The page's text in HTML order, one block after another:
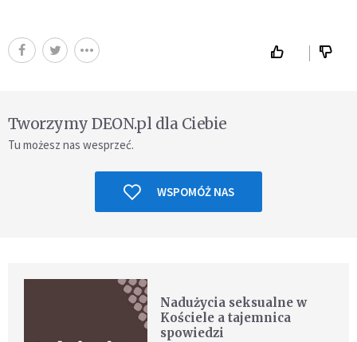
Tworzymy DEON.pl dla Ciebie
Tu możesz nas wesprzeć.
WSPOMÓŻ NAS
Nadużycia seksualne w
Kościele a tajemnica
spowiedzi